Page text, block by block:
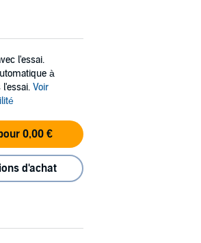
l'essai.
à
Voir
0,00 €
d'achat